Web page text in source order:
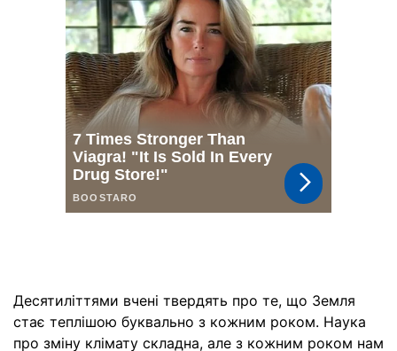
Десятиліттями вчені твердять про те, що Земля
стає теплішою буквально з кожним роком. Наука
про зміну клімату складна, але з кожним роком нам